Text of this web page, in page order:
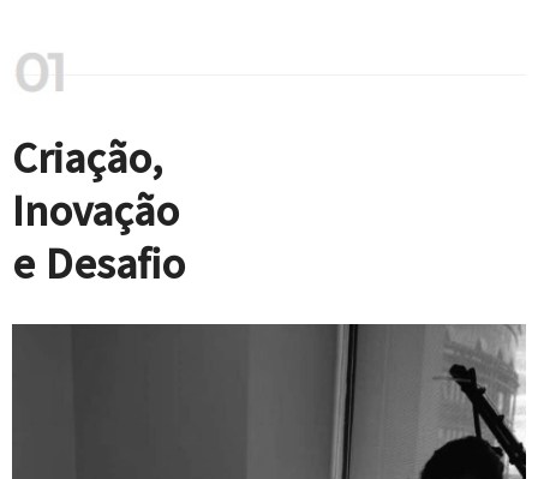
Criação,
Inovação
e Desafio